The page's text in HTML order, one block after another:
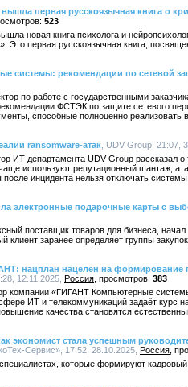
первая русскоязычная книга о
523
новая книга психолога и
Это первая русскоязычная книга,
системы: рекомендации по сетевой
по работе с государственными
ФСТЭК по защите сетевого
способные полноценно реализовать
ransomware-атак , UDV Group, 21:07,
ИТ департамента UDV Group рассказал
используют репутационный шантаж,
инцидента нельзя отключать системы
электронные подарочные карты с
поставщик товаров для бизнеса,
клиент заранее определяет группы
нацплан нацелен на формирование
12.11.2025, Россия
383
компании «ГИГАНТ Компьютерные
ИТ и телекоммуникаций задаёт курс
качества становятся
экономист стала успешным
Сервис», 17:52, 28.10.2025, Россия
которые формируют